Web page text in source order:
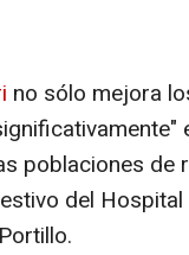
no sólo mejora
poblaciones de
del